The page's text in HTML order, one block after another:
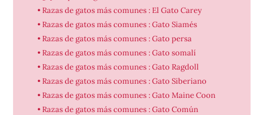
Razas de gatos más comunes : El Gato Carey
Razas de gatos más comunes : Gato Siamés
Razas de gatos más comunes : Gato persa
Razas de gatos más comunes : Gato somalí
Razas de gatos más comunes : Gato Ragdoll
Razas de gatos más comunes : Gato Siberiano
Razas de gatos más comunes : Gato Maine Coon
Razas de gatos más comunes : Gato Común